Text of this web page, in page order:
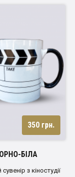
350 грн.
БІЛА
з кіностудії